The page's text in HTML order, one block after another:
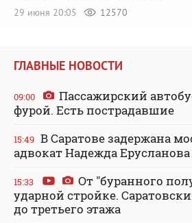
29 июня 20:05
12570
ГЛАВНЫЕ НОВОСТИ
09:00
Пассажирский
фурой. Есть пострадавшие
15:49 В Саратове задержана
адвокат Надежда Ерусланова
15:33
От "буранного
ударной стройке.
до третьего этажа